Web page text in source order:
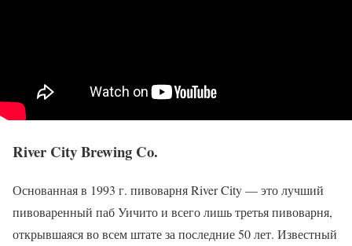
River City Brewing Co.
Основанная в 1993 г. пивоварня River City — это лучший
пивоваренный паб Уичито и всего лишь третья пивоварня,
открывшаяся во всем штате за последние 50 лет. Известный